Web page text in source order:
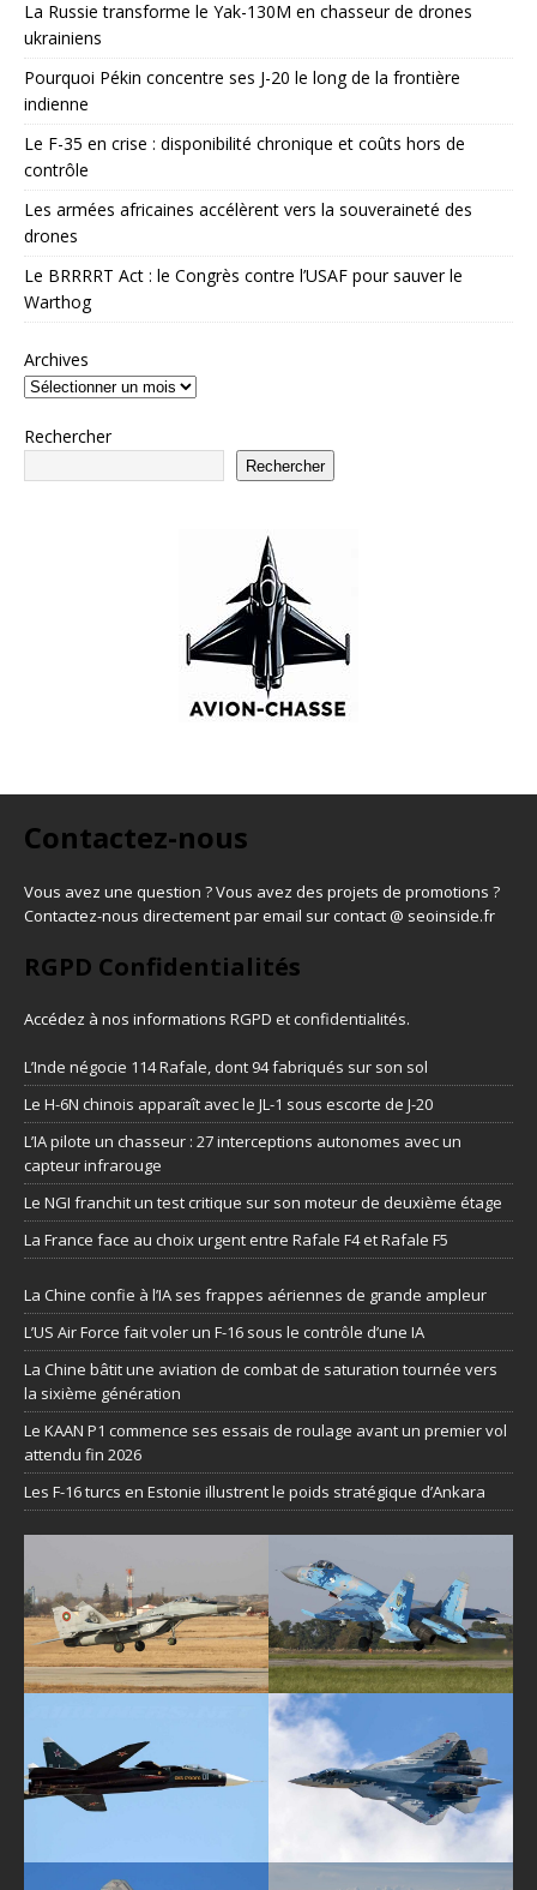
La Russie transforme le Yak-130M en chasseur de drones
ukrainiens
Pourquoi Pékin concentre ses J-20 le long de la frontière
indienne
Le F-35 en crise : disponibilité chronique et coûts hors de
contrôle
Les armées africaines accélèrent vers la souveraineté des
drones
Le BRRRRT Act : le Congrès contre l’USAF pour sauver le
Warthog
Archives
Rechercher
Rechercher
Contactez-nous
Vous avez une question ? Vous avez des projets de promotions ?
Contactez-nous directement par email sur contact @ seoinside.fr
RGPD Confidentialités
Accédez à nos informations RGPD et confidentialités.
L’Inde négocie 114 Rafale, dont 94 fabriqués sur son sol
Le H-6N chinois apparaît avec le JL-1 sous escorte de J-20
L’IA pilote un chasseur : 27 interceptions autonomes avec un
capteur infrarouge
Le NGI franchit un test critique sur son moteur de deuxième étage
La France face au choix urgent entre Rafale F4 et Rafale F5
La Chine confie à l’IA ses frappes aériennes de grande ampleur
L’US Air Force fait voler un F-16 sous le contrôle d’une IA
La Chine bâtit une aviation de combat de saturation tournée vers
la sixième génération
Le KAAN P1 commence ses essais de roulage avant un premier vol
attendu fin 2026
Les F-16 turcs en Estonie illustrent le poids stratégique d’Ankara